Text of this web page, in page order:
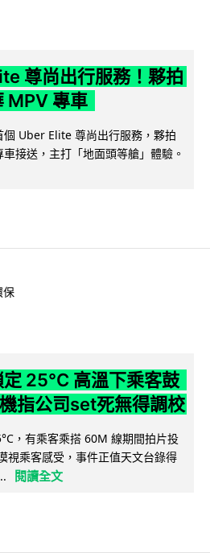
尊尚出行服務！夥拍
MPV 專車
Uber Elite 尊尚出行服務，夥拍
接送，主打「地面頭等艙」體驗。
保
25°C 高溫下乘客鼓
指公司set死無得調校
，有乘客乘搭 60M 線期間拍片投
視乘客感受，事件正值天文台錄得
閱讀全文